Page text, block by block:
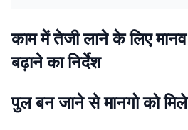
काम में तेजी लाने के लिए
बढ़ाने का निर्देश
पुल बन जाने से मानगो को